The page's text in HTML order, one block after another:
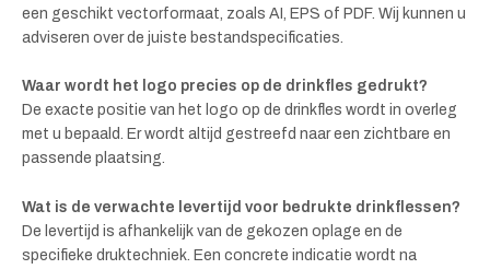
een geschikt vectorformaat, zoals AI, EPS of PDF. Wij kunnen u
adviseren over de juiste bestandspecificaties.
Waar wordt het logo precies op de drinkfles gedrukt?
De exacte positie van het logo op de drinkfles wordt in overleg
met u bepaald. Er wordt altijd gestreefd naar een zichtbare en
passende plaatsing.
Wat is de verwachte levertijd voor bedrukte drinkflessen?
De levertijd is afhankelijk van de gekozen oplage en de
specifieke druktechniek. Een concrete indicatie wordt na